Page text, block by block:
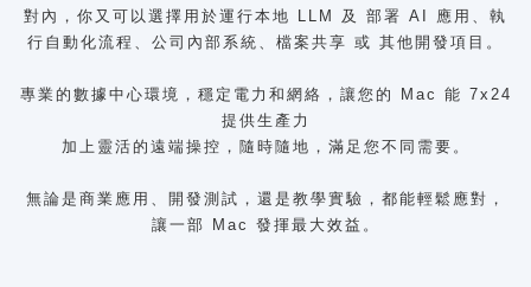
對內，你又可以選擇用於運行本地 LLM 及 部署 AI 應用、執
行自動化流程、公司內部系統、檔案共享 或 其他開發項目。
專業的數據中心環境，穩定電力和網絡，讓您的 Mac 能 7x24
提供生產力
加上靈活的遠端操控，隨時隨地，滿足您不同需要。
無論是商業應用、開發測試，還是教學實驗，都能輕鬆應對，
讓一部 Mac 發揮最大效益。